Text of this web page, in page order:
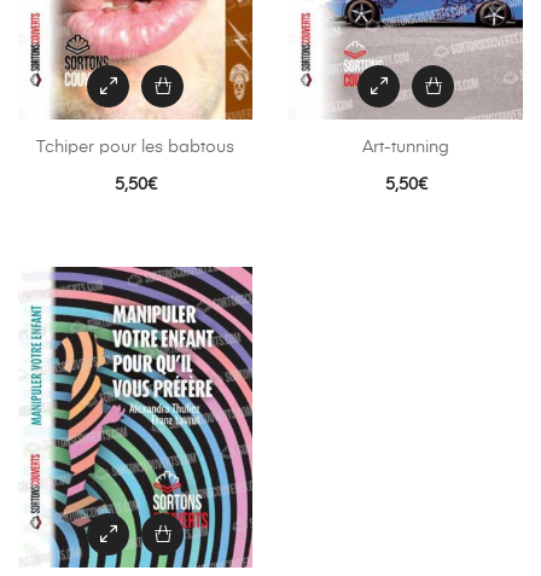
Tchiper pour les babtous
5,50€
Art-tunning
5,50€